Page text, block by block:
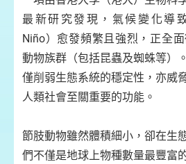
最新研究發現，氣候變化導
Niño）愈發頻繁且強烈，正全
動物族群（包括昆蟲及蜘蛛等）
僅削弱生態系統的穩定性，亦威
人類社會至關重要的功能。
節肢動物雖然體積細小，卻在生
們不僅是地球上物種數量最豐富